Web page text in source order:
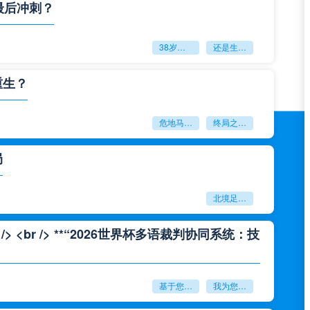
冲刺？
38岁赌上一切：世界杯的绝唱 还是生命的最后冲刺？
？
危地马拉困守墨超迷局 终局之战能否破晓重生？
北境足球的权杖博弈：世界杯背后的北美棋局
<br /> **“2026世界杯多语裁判协同系统：技
基于您的需求 我为您重写了一个标题：<br /> <br /> **“2026世界杯多语裁判协同系统：技术兼容性与实时运行效能评估”**